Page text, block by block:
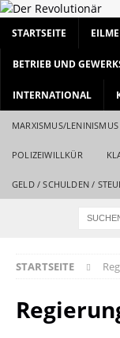
STARTSEITE
BETRIEB UND
INTERNATIONAL
MARXISMUS/LENINISMUS
POLIZEIWILLKÜR
GELD / SCHULDEN /
STARTSEITE